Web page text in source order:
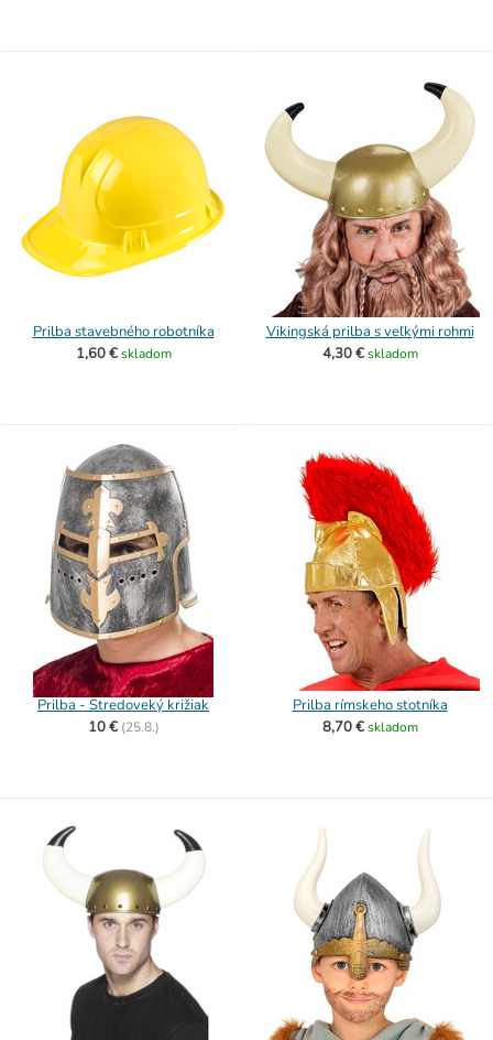
Prilba stavebného robotníka
1,60 € skladom
Vikingská prilba s veľkými rohmi
4,30 € skladom
Prilba - Stredoveký križiak
10 € (25.8.)
Prilba rímskeho stotníka
8,70 € skladom